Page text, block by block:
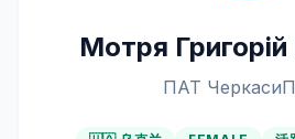
Мотря
ПАТ